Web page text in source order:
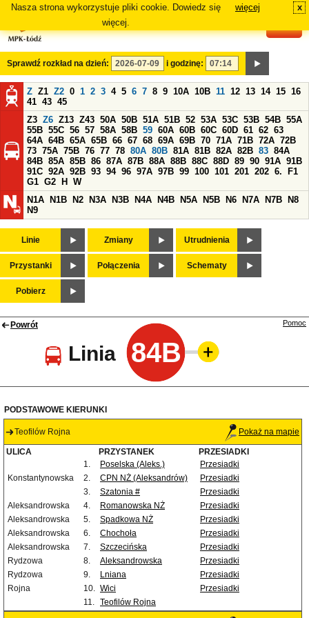
Nasza strona wykorzystuje pliki cookie. Dowiedz się
więcej.
więcej x
Sprawdź rozkład na dzień: i godzinę:
Z Z1 Z2 0 1 2 3 4 5 6 7 8 9 10A 10B 11 12 13 14 15 16
41 43 45
Z3 Z6 Z13 Z43 50A 50B 51A 51B 52 53A 53C 53B 54B 55A
55B 55C 56 57 58A 58B 59 60A 60B 60C 60D 61 62 63
64A 64B 65A 65B 66 67 68 69A 69B 70 71A 71B 72A 72B
73 75A 75B 76 77 78 80A 80B 81A 81B 82A 82B 83 84A
84B 85A 85B 86 87A 87B 88A 88B 88C 88D 89 90 91A 91B
91C 92A 92B 93 94 96 97A 97B 99 100 101 201 202 6.
F1
G1 G2 H
W
N1A
N1B N2 N3A N3B N4A N4B N5A N5B N6 N7A N7B
N8
N9
Linie Zmiany Utrudnienia
Przystanki Połączenia Schematy
Pobierz
Powrót
Linia 84B
Pomoc
PODSTAWOWE KIERUNKI
Teofilów Rojna Pokaż na mapie
ULICA PRZYSTANEK
PRZESIADKI
1.
Poselska (Aleks.)
Przesiadki
Konstantynowska
2. CPN NŻ (Aleksandrów)
Przesiadki
3.
Szatonia #
Przesiadki
Aleksandrowska
4. Romanowska NŻ
Przesiadki
Aleksandrowska
5. Spadkowa NŻ
Przesiadki
Aleksandrowska
6. Chochoła
Przesiadki
Aleksandrowska
7. Szczecińska
Przesiadki
Rydzowa
8. Aleksandrowska
Przesiadki
Rydzowa
9. Lniana
Przesiadki
Rojna
10. Wici
Przesiadki
11. Teofilów Rojna